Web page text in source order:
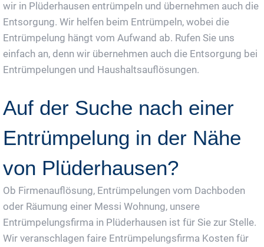
wir in Plüderhausen entrümpeln und übernehmen auch die
Entsorgung. Wir helfen beim Entrümpeln, wobei die
Entrümpelung hängt vom Aufwand ab. Rufen Sie uns
einfach an, denn wir übernehmen auch die Entsorgung bei
Entrümpelungen und Haushaltsauflösungen.
Auf der Suche nach einer
Entrümpelung in der Nähe
von Plüderhausen?
Ob Firmenauflösung, Entrümpelungen vom Dachboden
oder Räumung einer Messi Wohnung, unsere
Entrümpelungsfirma in Plüderhausen ist für Sie zur Stelle.
Wir veranschlagen faire Entrümpelungsfirma Kosten für